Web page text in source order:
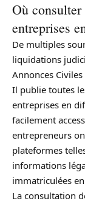
Où
entreprises
De multiples
liquidations
Annonces
Il publie toutes
entreprises en
facilement
entrepreneurs
plateformes
informations
immatriculées
La consultation